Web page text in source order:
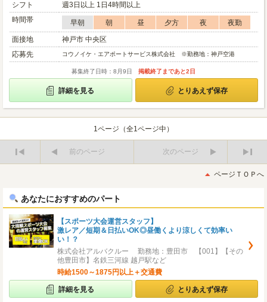
シフト
週3日以上 1日4時間以上
時間帯
早朝 朝 昼 夕方 夜
夜勤
面接地
神戸市 中央区
応募先
コウノイケ・エアポートサービス株式会社 ※勤務地：神戸空港
募集終了日時：8月9日 掲載終了まであと2日
詳細を見る とりあえず保存
1ページ（全1ページ中）
前のページ
次のページ
後
ページＴＯＰへ
あなたにおすすめのパート
【スポーツ大会運営スタッフ】
激レア／短期＆日払いOK◎昼働くより涼しくて効率い
い！？
株式会社アルバクルー 勤務地：豊田市 【001】【その
他豊田市】名鉄三河線 越戸駅など
時給1500～1875円以上＋交通費
詳細を見る とりあえず保存